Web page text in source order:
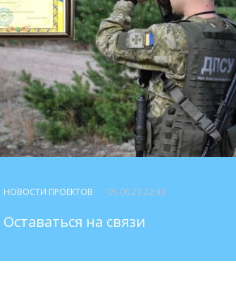
НОВОСТИ ПРОЕКТОВ - 05.06.23 22:43
Оставаться на связи